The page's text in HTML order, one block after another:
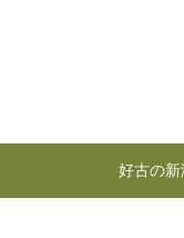
好古の